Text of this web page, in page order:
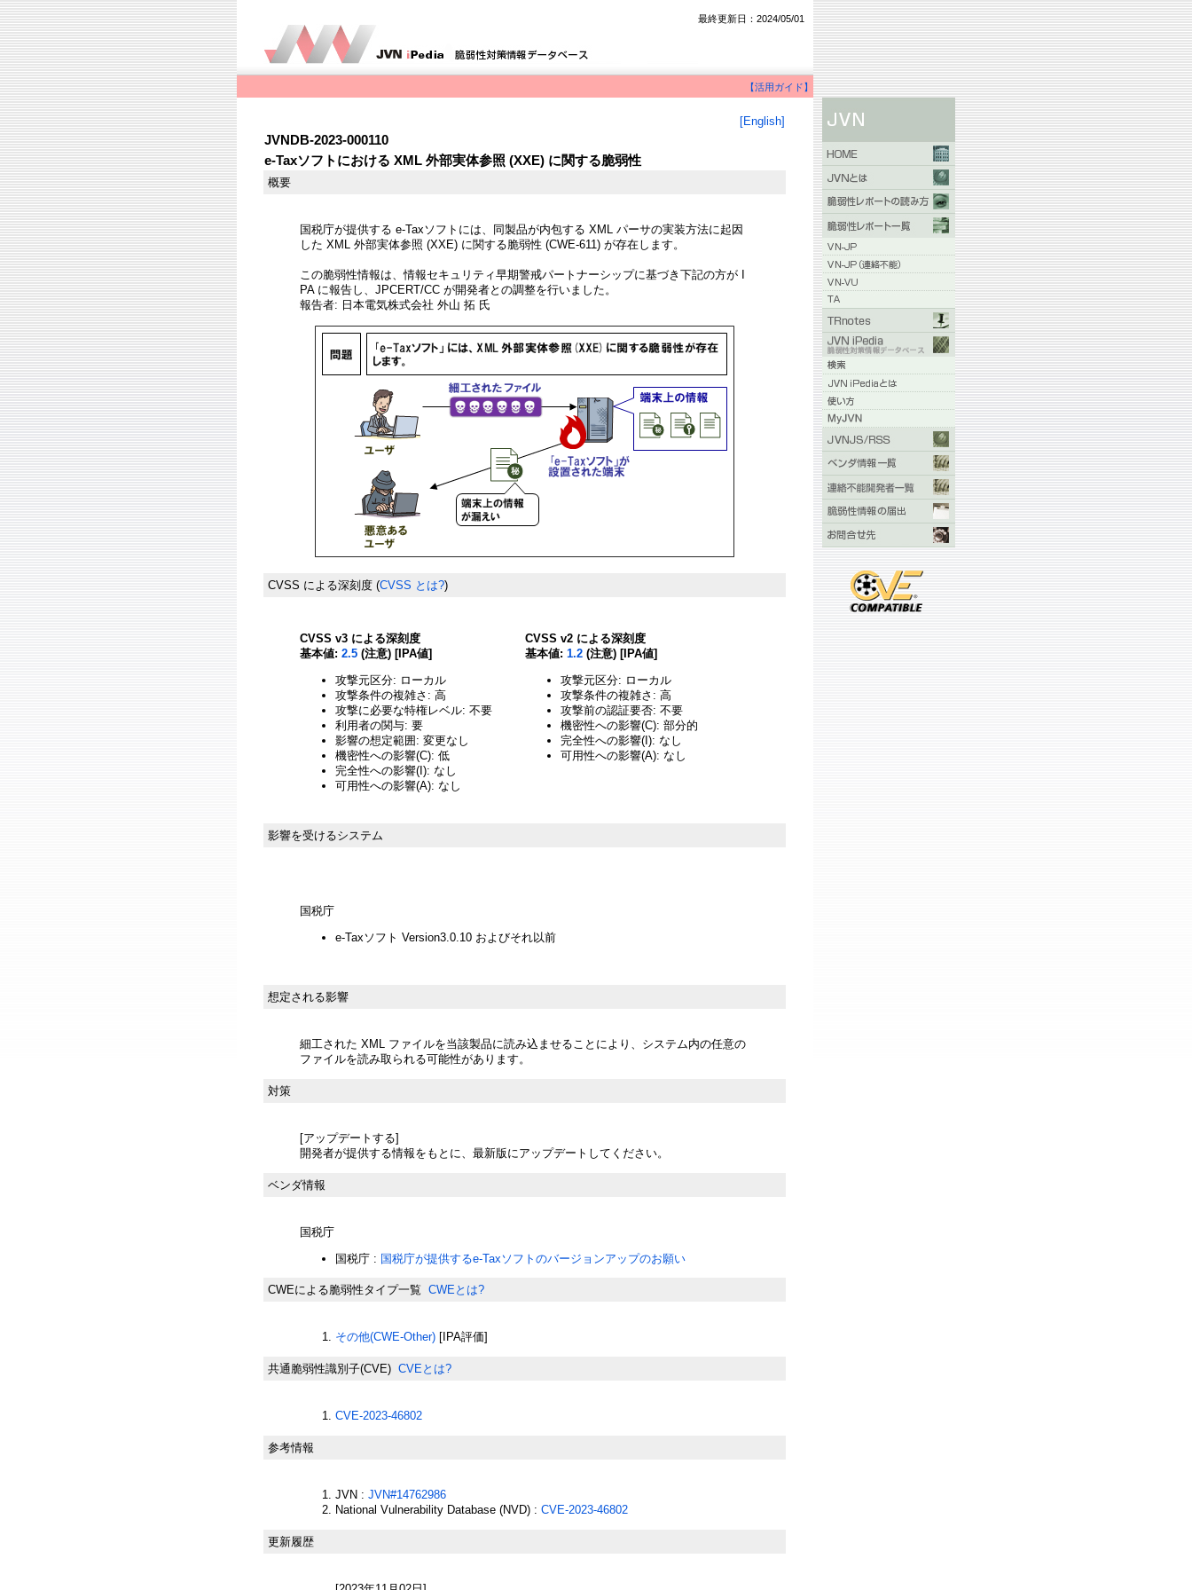
最終更新日：2024/05/01
【活用ガイド】
[English]
JVNDB-2023-000110
e-Taxソフトにおける XML 外部実体参照 (XXE) に関する脆弱性
概要
国税庁が提供する e-Taxソフトには、同製品が内包する XML パーサの実装方法に起因
した XML 外部実体参照 (XXE) に関する脆弱性 (CWE-611) が存在します。
この脆弱性情報は、情報セキュリティ早期警戒パートナーシップに基づき下記の方が I
PA に報告し、JPCERT/CC が開発者との調整を行いました。
報告者: 日本電気株式会社 外山 拓 氏
CVSS による深刻度 (CVSS とは?)
CVSS v3 による深刻度
基本値: 2.5 (注意) [IPA値]
攻撃元区分: ローカル
攻撃条件の複雑さ: 高
攻撃に必要な特権レベル: 不要
利用者の関与: 要
影響の想定範囲: 変更なし
機密性への影響(C): 低
完全性への影響(I): なし
可用性への影響(A): なし
CVSS v2 による深刻度
基本値: 1.2(注意) [IPA値]
攻撃元区分: ローカル
攻撃条件の複雑さ: 高
攻撃前の認証要否: 不要
機密性への影響(C): 部分的
完全性への影響(I): なし
可用性への影響(A): なし
影響を受けるシステム
国税庁
e-Taxソフト Version3.0.10 およびそれ以前
想定される影響
細工された XML ファイルを当該製品に読み込ませることにより、システム内の任意の
ファイルを読み取られる可能性があります。
対策
[アップデートする]
開発者が提供する情報をもとに、最新版にアップデートしてください。
ベンダ情報
国税庁
国税庁 : 国税庁が提供するe-Taxソフトのバージョンアップのお願い
CWEによる脆弱性タイプ一覧 CWEとは?
その他(CWE-Other) [IPA評価]
共通脆弱性識別子(CVE) CVEとは?
CVE-2023-46802
参考情報
JVN : JVN#14762986
National Vulnerability Database (NVD) : CVE-2023-46802
更新履歴